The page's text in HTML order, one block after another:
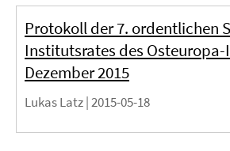
Protokoll der 7. ordentlichen
Institutsrates des
Dezember 2015
Lukas Latz |2015-05-18